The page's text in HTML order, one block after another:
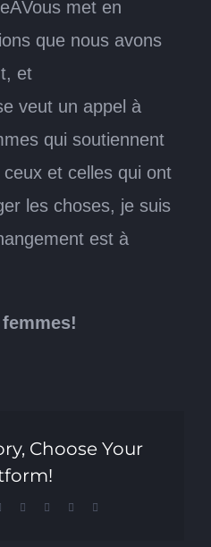
met en
que nous avons
et
veut un appel à
qui soutiennent
et celles qui ont
les choses, je suis
est à
Choose Your
LinkedInTumblr Pinterest